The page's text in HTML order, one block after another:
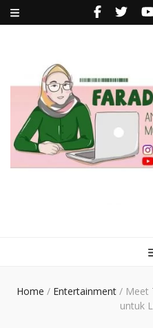
Home / Entertainment / Meet
untuk